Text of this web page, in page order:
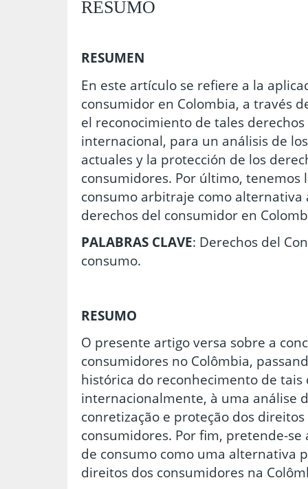
RESUMO
RESUMEN
En este artículo se refiere a la
consumidor en Colombia, a través
el reconocimiento de tales
internacional, para un análisis de
actuales y la protección de los
consumidores. Por último, tenemos
consumo arbitraje como alternativa
derechos del consumidor en
PALABRAS CLAVE: Derechos del
consumo.
RESUMO
O presente artigo versa sobre a
consumidores no Colômbia,
histórica do reconhecimento de
internacionalmente, à uma análise
conretização e proteção dos
consumidores. Por fim, pretende-
de consumo como uma alternativa
direitos dos consumidores na